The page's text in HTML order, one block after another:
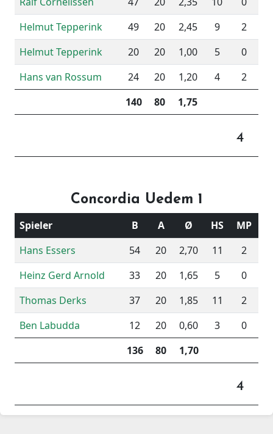
Helmut Tepperink
49 20 2,45 9
2
Helmut Tepperink
20 20 1,00 5
0
Hans van Rossum
24 20 1,20 4
2
140
80 1,75
4
Concordia Uedem 1
Spieler B A Ø HS
MP
Hans Essers
54 20 2,70 11
2
Heinz Gerd Arnold
33 20 1,65 5
0
Thomas Derks
37 20 1,85 11
2
Ben Labudda
12 20 0,60 3
0
136
80 1,70
4